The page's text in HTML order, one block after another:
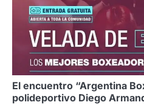
El encuentro “Argentina
polideportivo Diego